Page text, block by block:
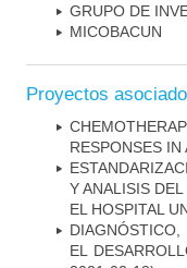
GRUPO DE
MICOBAC­UN
Proyectos
RESPONSES IN
Y ANALISIS
EL HOSPITAL
EL